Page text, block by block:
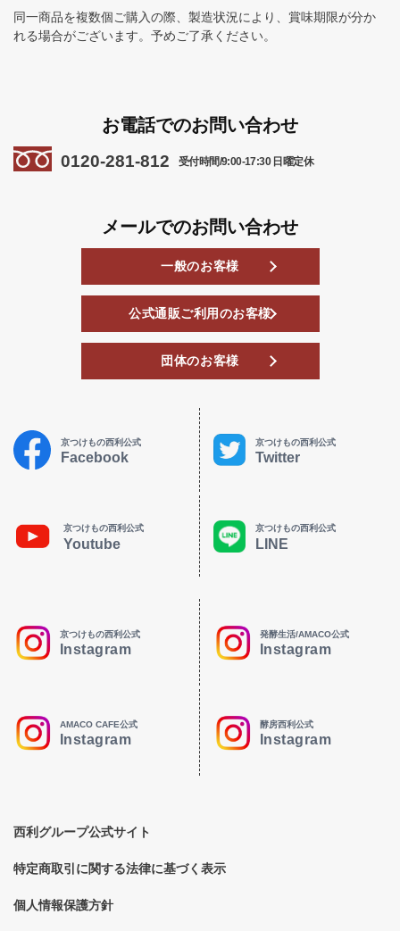
同一商品を複数個ご購入の際、製造状況により、賞味期限が分か
れる場合がございます。予めご了承ください。
お電話でのお問い合わせ
0120-281-812 受付時間/9:00-17:30 日曜定休
メールでのお問い合わせ
一般のお客様
公式通販ご利用のお客様
団体のお客様
京つけもの西利公式
Facebook
京つけもの西利公式
Twitter
京つけもの西利公式
Youtube
京つけもの西利公式
LINE
京つけもの西利公式
Instagram
発酵生活/AMACO公式
Instagram
AMACO CAFE公式
Instagram
酵房西利公式
Instagram
西利グループ公式サイト
特定商取引に関する法律に基づく表示
個人情報保護方針